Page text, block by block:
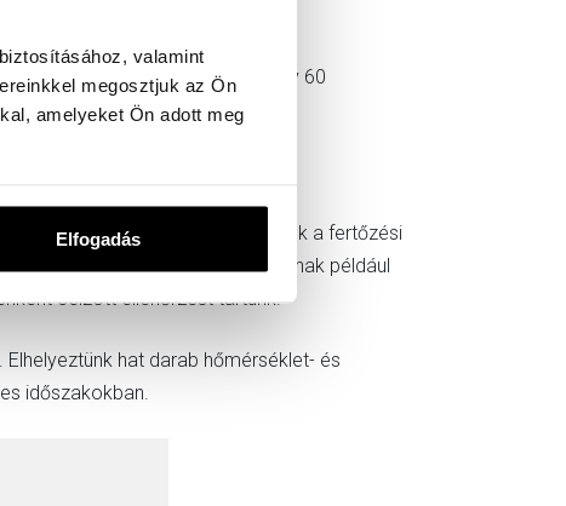
valamint
megosztjuk az Ön
amelyeket Ön adott meg
Elfogadás
Ez 16 restaurátor mintegy 60
részeként térképre helyeztük a fertőzési
történeti feljegyzéseiben leírnak például
célzott ellenőrzést tartunk.
hat darab hőmérséklet- és
időszakokban.